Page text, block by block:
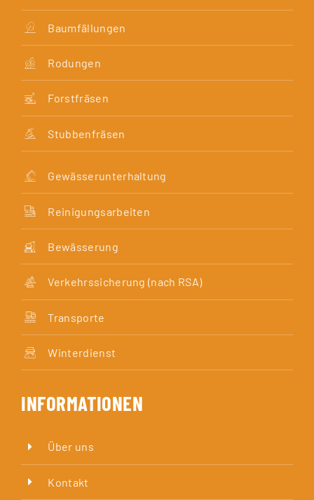
Baumfällungen
Rodungen
Forstfräsen
Stubbenfräsen
Gewässerunterhaltung
Reinigungsarbeiten
Bewässerung
Verkehrssicherung (nach RSA)
Transporte
Winterdienst
INFORMATIONEN
Über uns
Kontakt